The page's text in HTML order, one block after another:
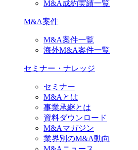
M&A成約実績一覧
M&A案件
M&A案件一覧
海外M&A案件一覧
セミナー・ナレッジ
セミナー
M&Aとは
事業承継とは
資料ダウンロード
M&Aマガジン
業界別のM&A動向